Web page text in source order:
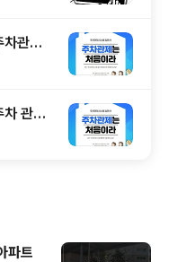
관제
관제
파트